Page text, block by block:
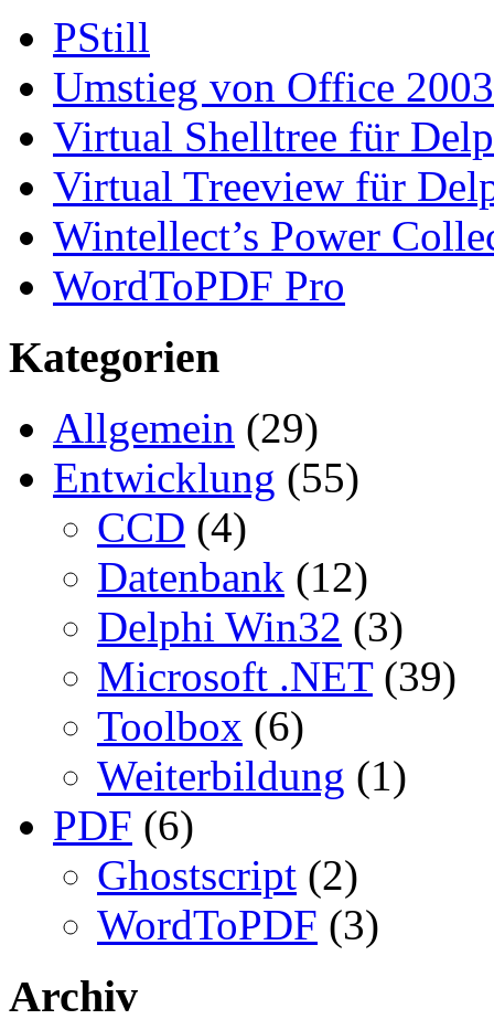
PStill
Umstieg von Office
Virtual Shelltree für
Virtual Treeview für
Wintellect’s Power
WordToPDF Pro
Kategorien
Allgemein (29)
Entwicklung (55)
CCD (4)
Datenbank (12)
Delphi Win32 (3)
Microsoft .NET(39)
Toolbox (6)
Weiterbildung (1)
PDF (6)
Ghostscript (2)
WordToPDF (3)
Archiv